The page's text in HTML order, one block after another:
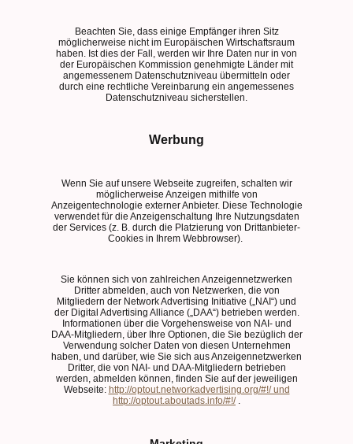
Beachten Sie, dass einige Empfänger ihren Sitz
möglicherweise nicht im Europäischen Wirtschaftsraum
haben. Ist dies der Fall, werden wir Ihre Daten nur in von
der Europäischen Kommission genehmigte Länder mit
angemessenem Datenschutzniveau übermitteln oder
durch eine rechtliche Vereinbarung ein angemessenes
Datenschutzniveau sicherstellen.
Werbung
Wenn Sie auf unsere Webseite zugreifen, schalten wir
möglicherweise Anzeigen mithilfe von
Anzeigentechnologie externer Anbieter. Diese Technologie
verwendet für die Anzeigenschaltung Ihre Nutzungsdaten
der Services (z. B. durch die Platzierung von Drittanbieter-
Cookies in Ihrem Webbrowser).
Sie können sich von zahlreichen Anzeigennetzwerken
Dritter abmelden, auch von Netzwerken, die von
Mitgliedern der Network Advertising Initiative („NAI“) und
der Digital Advertising Alliance („DAA“) betrieben werden.
Informationen über die Vorgehensweise von NAI- und
DAA-Mitgliedern, über Ihre Optionen, die Sie bezüglich der
Verwendung solcher Daten von diesen Unternehmen
haben, und darüber, wie Sie sich aus Anzeigennetzwerken
Dritter, die von NAI- und DAA-Mitgliedern betrieben
werden, abmelden können, finden Sie auf der jeweiligen
Webseite: http://optout.networkadvertising.org/#!/ und
http://optout.aboutads.info/#!/.